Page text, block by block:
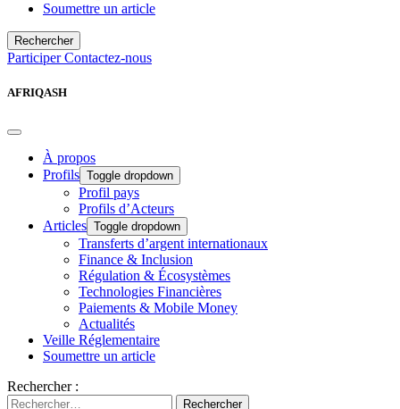
Soumettre un article
Rechercher
ParticiperContactez-nous
AFRIQASH
À propos
Profils Toggle dropdown
Profil pays
Profils d’Acteurs
Articles Toggle dropdown
Transferts d’argent internationaux
Finance & Inclusion
Régulation & Écosystèmes
Technologies Financières
Paiements & Mobile Money
Actualités
Veille Réglementaire
Soumettre un article
Rechercher :
Rechercher